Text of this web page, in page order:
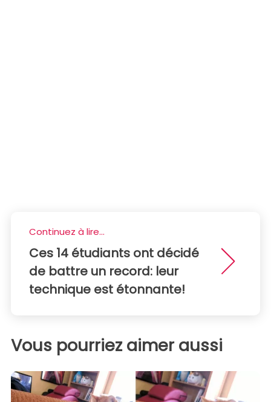
Continuez à lire...
Ces 14 étudiants ont décidé
de battre un record: leur
technique est étonnante!
Vous pourriez aimer aussi